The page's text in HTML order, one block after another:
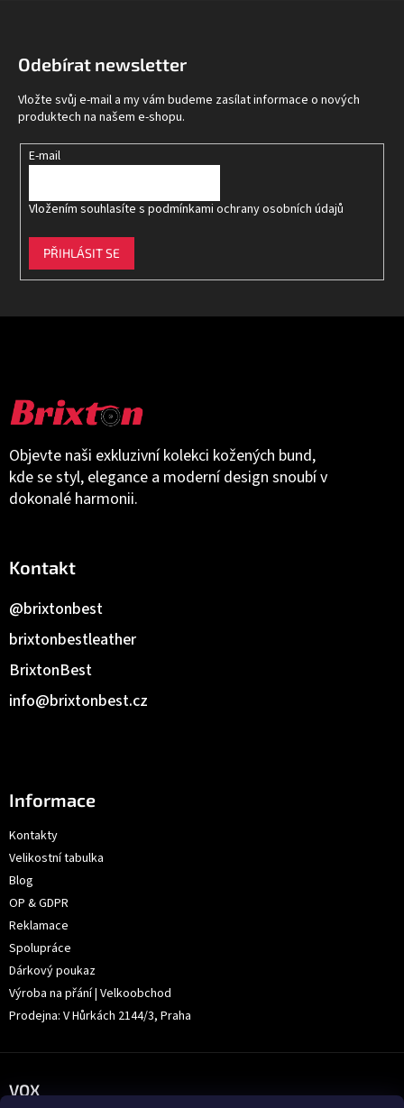
Objevte naši exkluzivní kolekci kožených bund,
kde se styl, elegance a moderní design snoubí v
dokonalé harmonii.
Kontakt
info@brixtonbest.cz
BrixtonBest
brixtonbestleather
@brixtonbest
Informace
Kontakty
Velikostní tabulka
Blog
OP & GDPR
Reklamace
Spolupráce
Dárkový poukaz
Výroba na přání | Velkoobchod
Prodejna: V Hůrkách 2144/3, Praha
VOX
Odebírat newsletter
Vložte svůj e-mail a my vám budeme zasílat informace o nových
produktech na našem e-shopu.
E-mail
Vložením souhlasíte s podmínkami ochrany osobních údajů
PŘIHLÁSIT SE